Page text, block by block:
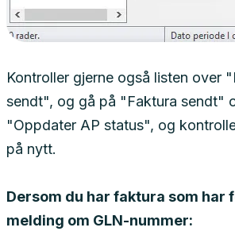
Kontroller gjerne også listen over
sendt", og gå på "Faktura sendt"
"Oppdater AP status", og
på nytt.
Dersom du har faktura som har
melding om GLN-nummer: